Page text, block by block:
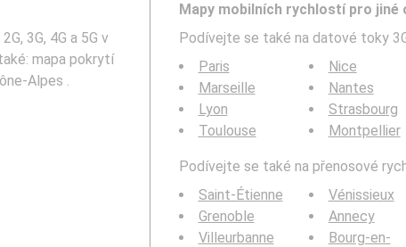
3G, 4G a 5G v
mapa pokrytí
Alpes .
Mapy mobilních rychlostí pro jiné
Podívejte se také na datové toky
Paris
Marseille
Lyon
Toulouse
Nice
Nantes
Strasbourg
Montpellier
Podívejte se také na přenosové
Saint-Étienne
Grenoble
Villeurbanne
Vénissieux
Annecy
Bourg-en-